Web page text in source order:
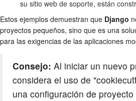
su sitio web de soporte, están
Estos ejemplos demuestran que Django
proyectos pequeños, sino que es una
para las exigencias de las aplicaciones
Consejo: Al iniciar un nuevo
considera el uso de
una configuración de